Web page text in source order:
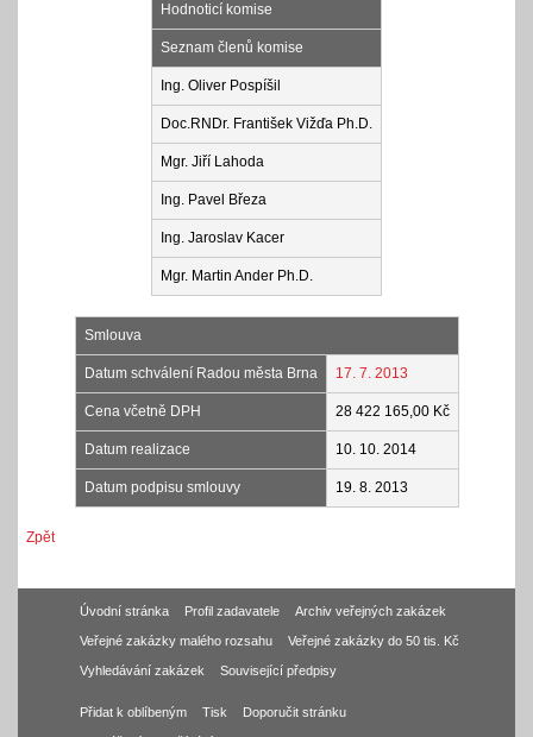
Hodnoticí komise
Seznam členů komise
Ing. Oliver Pospíšil
Doc.RNDr. František Vižďa Ph.D.
Mgr. Jiří Lahoda
Ing. Pavel Březa
Ing. Jaroslav Kacer
Mgr. Martin Ander Ph.D.
Smlouva
Datum schválení Radou města Brna 17. 7. 2013
Cena včetně DPH 28 422 165,00 Kč
Datum realizace 10. 10. 2014
Datum podpisu smlouvy 19. 8. 2013
Zpět
Úvodní stránka Profil zadavatele Archiv veřejných zakázek
Veřejné zakázky malého rozsahu Veřejné zakázky do 50 tis. Kč
Vyhledávání zakázek Související předpisy
Přidat k oblíbeným Tisk Doporučit stránku